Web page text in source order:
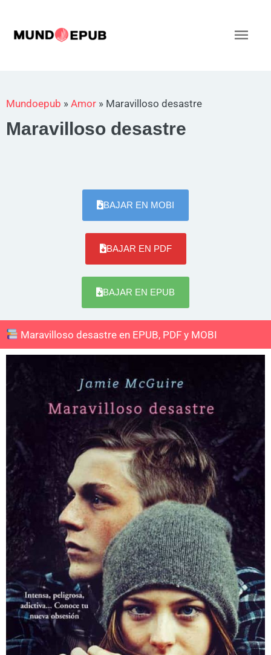
contenido
Mundoepub » Amor » Maravilloso desastre
Maravilloso desastre
BAJAR EN MOBI
BAJAR EN PDF
BAJAR EN EPUB
Maravilloso desastre en EPUB, PDF y MOBI